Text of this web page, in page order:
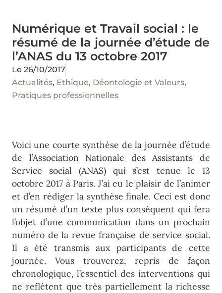
Numérique et Travail social : le
résumé de la journée d’étude de
l’ANAS du 13 octobre 2017
Le 26/10/2017
Actualités, Ethique, Déontologie et Valeurs,
Pratiques professionnelles
Voici une courte synthèse de la journée d’étude
de l’Association Nationale des Assistants de
Service social (ANAS) qui s’est tenue le 13
octobre 2017 à Paris. J’ai eu le plaisir de l’animer
et d’en rédiger la synthèse finale. Ceci est donc
un résumé d’un texte plus conséquent qui fera
l’objet d’une communication dans un prochain
numéro de la revue française de service social.
Il a été transmis aux participants de cette
journée. Vous trouverez, repris de façon
chronologique, l’essentiel des interventions qui
ne reflètent que très partiellement la richesse